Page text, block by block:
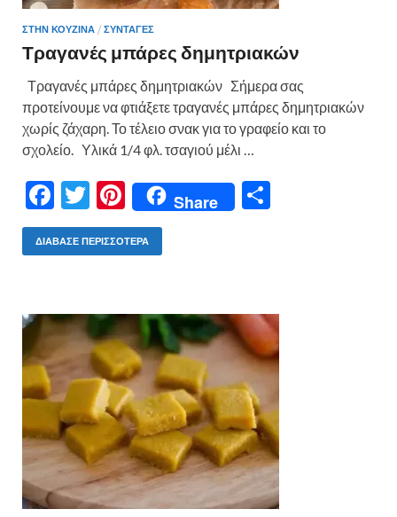
ΣΤΗΝ ΚΟΥΖΙΝΑ / ΣΥΝΤΑΓΕΣ
Τραγανές μπάρες δημητριακών
Τραγανές μπάρες δημητριακών Σήμερα σας
προτείνουμε να φτιάξετε τραγανές μπάρες δημητριακών
χωρίς ζάχαρη. Το τέλειο σνακ για το γραφείο και το
σχολείο. Υλικά 1/4 φλ. τσαγιού μέλι …
F
ac
e
o
o
k
T
w
itt
Pi
nt
er
t
Share
σ
τε
ίτ
ε
ΔΙΆΒΑΣΕ ΠΕΡΙΣΣΌΤΕΡΑ